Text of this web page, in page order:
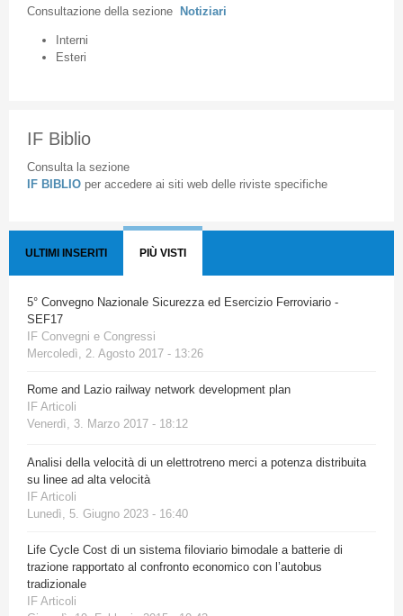
Consultazione della sezione Notiziari
Interni
Esteri
IF Biblio
Consulta la sezione
IF BIBLIO per accedere ai siti web delle riviste specifiche
ULTIMI INSERITI PIÙ VISTI
5° Convegno Nazionale Sicurezza ed Esercizio Ferroviario -
SEF17
IF Convegni e Congressi
Mercoledì, 2. Agosto 2017 - 13:26
Rome and Lazio railway network development plan
IF Articoli
Venerdì, 3. Marzo 2017 - 18:12
Analisi della velocità di un elettrotreno merci a potenza distribuita
su linee ad alta velocità
IF Articoli
Lunedì, 5. Giugno 2023 - 16:40
Life Cycle Cost di un sistema filoviario bimodale a batterie di
trazione rapportato al confronto economico con l’autobus
tradizionale
IF Articoli